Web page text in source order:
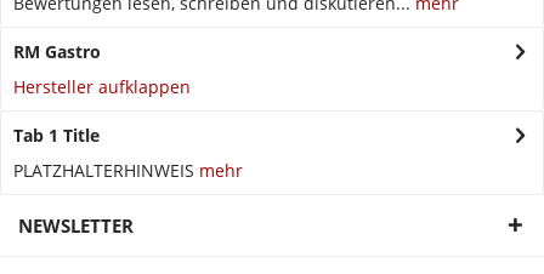
RM Gastro
Hersteller aufklappen
Tab 1 Title
PLATZHALTERHINWEIS mehr
NEWSLETTER